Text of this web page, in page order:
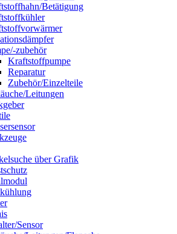
Betätigung
zubehör
Kraftstoffpumpe
Reparatur
Zubehör/Einzelteile
Leitungen
über Grafik
Sensor